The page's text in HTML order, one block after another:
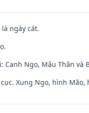
ngày cát.
Ngọ, Mậu Thân và
Xung Ngọ, hình Mão,